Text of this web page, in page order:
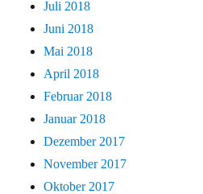
Juli 2018
Juni 2018
Mai 2018
April 2018
Februar 2018
Januar 2018
Dezember 2017
November 2017
Oktober 2017